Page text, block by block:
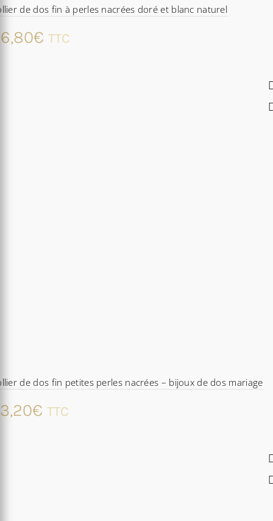
de dos fin à perles nacrées doré et blanc naturel
€ TTC
de dos fin petites perles nacrées – bijoux de dos mariage
€ TTC